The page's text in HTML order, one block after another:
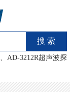
AD-3212R超声波探